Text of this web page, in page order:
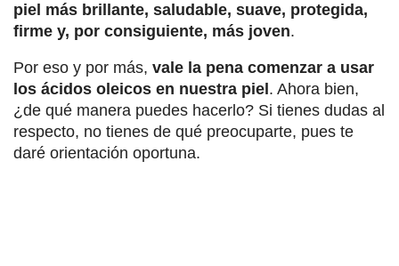
piel más brillante, saludable, suave, protegida,
firme y, por consiguiente, más joven.
Por eso y por más, vale la pena comenzar a usar
los ácidos oleicos en nuestra piel . Ahora bien,
¿de qué manera puedes hacerlo? Si tienes dudas al
respecto, no tienes de qué preocuparte, pues te
daré orientación oportuna.